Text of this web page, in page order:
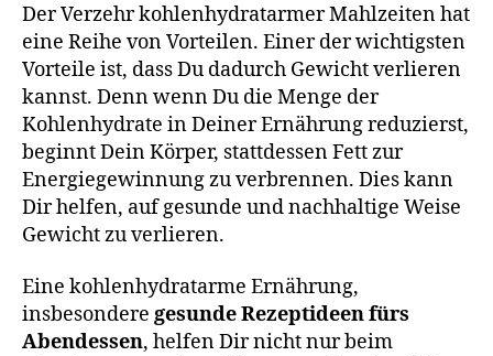
Der Verzehr kohlenhydratarmer Mahlzeiten hat
eine Reihe von Vorteilen. Einer der wichtigsten
Vorteile ist, dass Du dadurch Gewicht verlieren
kannst. Denn wenn Du die Menge der
Kohlenhydrate in Deiner Ernährung reduzierst,
beginnt Dein Körper, stattdessen Fett zur
Energiegewinnung zu verbrennen. Dies kann
Dir helfen, auf gesunde und nachhaltige Weise
Gewicht zu verlieren.
Eine kohlenhydratarme Ernährung,
insbesondere gesunde Rezeptideen fürs
Abendessen, helfen Dir nicht nur beim